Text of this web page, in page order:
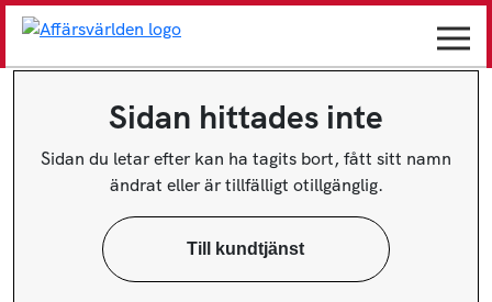
Sidan hittades inte
Sidan du letar efter kan ha tagits bort, fått sitt namn
ändrat eller är tillfälligt otillgänglig.
Till kundtjänst